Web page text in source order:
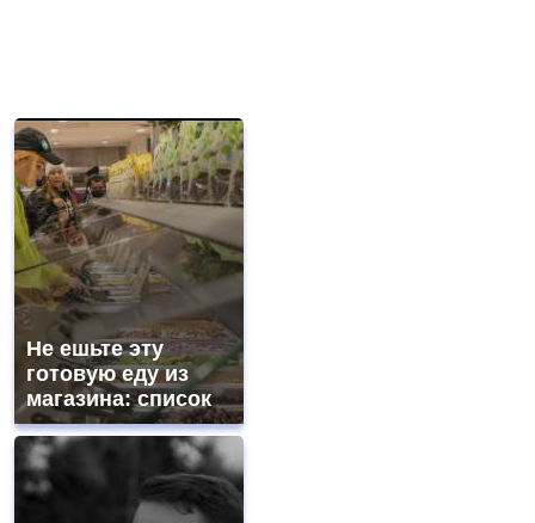
Не ешьте эту
готовую еду из
магазина: список